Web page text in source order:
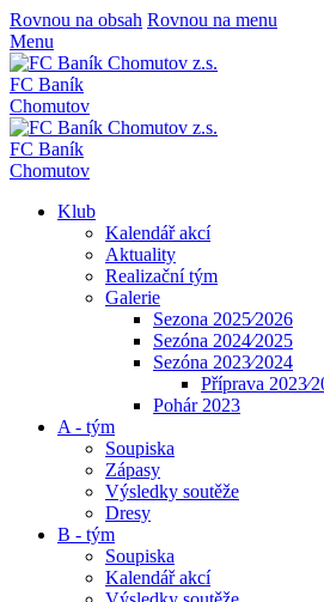
Rovnou na obsah Rovnou na menu
Menu
FC Baník
Chomutov
FC Baník
Chomutov
Klub
Kalendář akcí
Aktuality
Realizační tým
Galerie
Sezona 2025⁄2026
Sezóna 2024⁄2025
Sezóna 2023⁄2024
Příprava
Pohár 2023
A - tým
Soupiska
Zápasy
Výsledky soutěže
Dresy
B - tým
Soupiska
Kalendář akcí